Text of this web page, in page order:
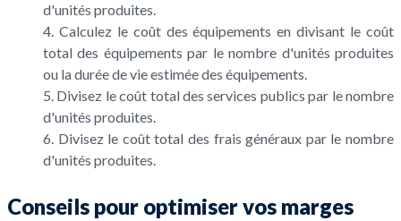
d'unités produites.
Calculez le coût des équipements en divisant le coût
total des équipements par le nombre d'unités produites
ou la durée de vie estimée des équipements.
Divisez le coût total des services publics par le nombre
d'unités produites.
Divisez le coût total des frais généraux par le nombre
d'unités produites.
Conseils pour optimiser vos marges